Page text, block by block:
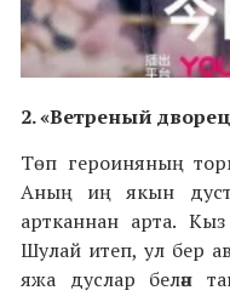
2.«Ветреный дворец
Төп героиняның
Аның иң якын
артканнан арта.
Шулай итеп, ул бер
яжа дуслар белән